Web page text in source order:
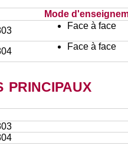
Mode
Face à face
Face à face
principaux